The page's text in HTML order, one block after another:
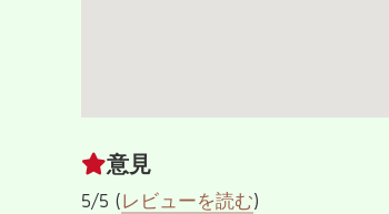
意見
5/5 (レビューを読む)